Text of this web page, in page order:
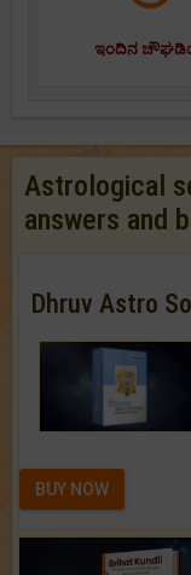
ಇಂದಿನ
Astrological
answers and
Dhruv Astro
BUY NOW